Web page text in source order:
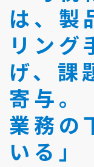
は、製
リング
げ、課
寄与。
業務の
いる」